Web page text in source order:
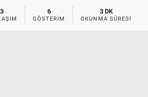
3 6
GÖSTERIM
3 DK
OKUNMA SÜRESI